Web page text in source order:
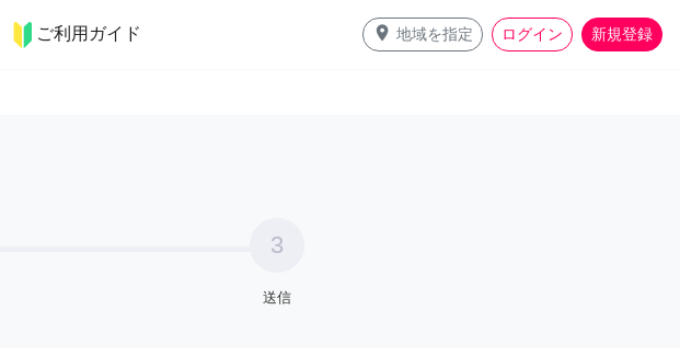
ご利用ガイド place 地域を指定 ログイン 新規登録
ット 料理
3
送信